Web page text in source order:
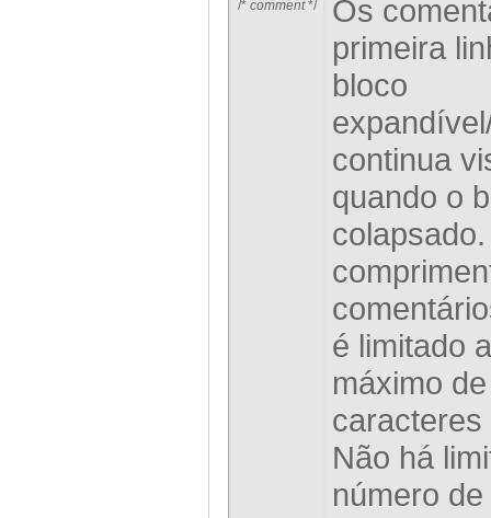
/* comment*/
Os
primeira
bloco
continua
quando o
é limitado
máximo
caracteres
Não há
número